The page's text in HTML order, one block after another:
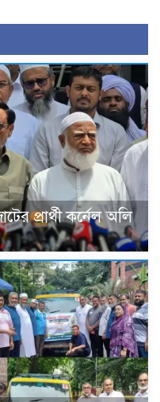
প্রার্থী কর্নেল অলি